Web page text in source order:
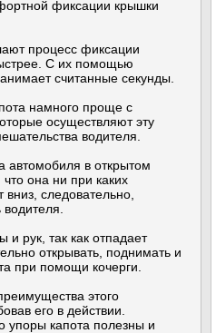
фиксации крышки
процесс фиксации
С их помощью
считанные секунды.
намного проще с
осуществляют эту
водителя.
автомобиля в открытом
она ни при каких
вниз, следовательно,
рук, так как отпадает
открывать, поднимать и
при помощи кочерги.
этого
его в действии.
упоры капота полезны и